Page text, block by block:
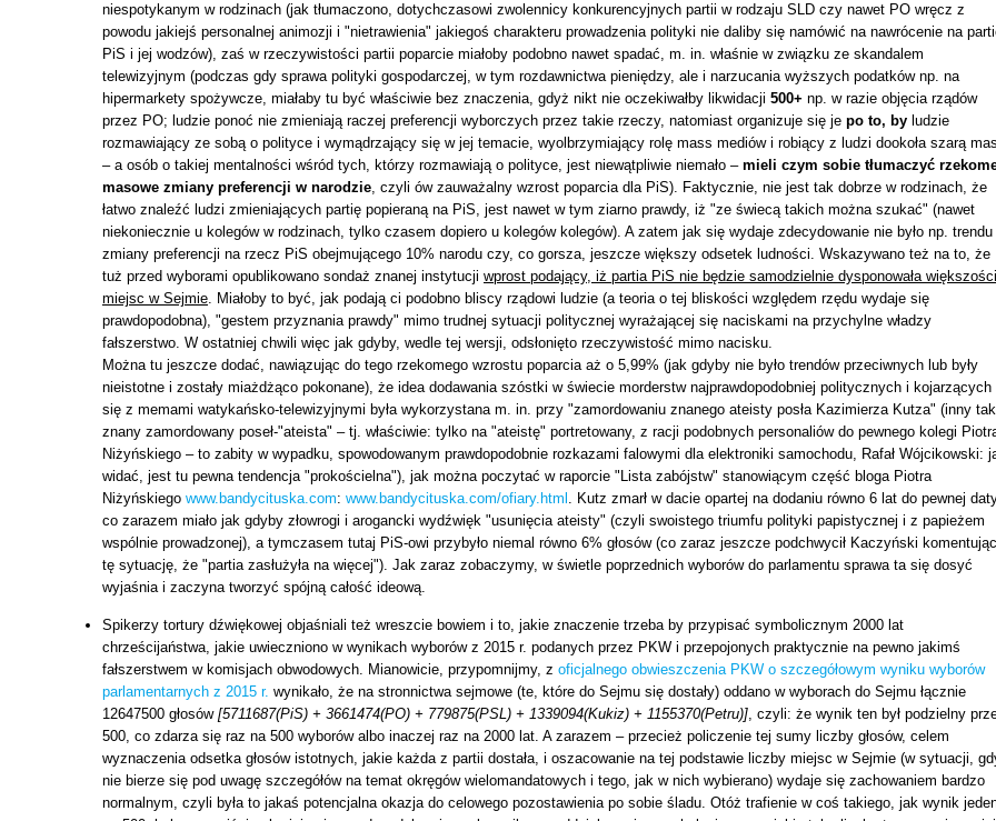
niespotykanym w rodzinach (jak tłumaczono, dotychczasowi zwolennicy konkurencyjnych partii w rodzaju SLD czy nawet PO wręcz z
powodu jakiejś personalnej animozji i "nietrawienia" jakiegoś charakteru prowadzenia polityki nie daliby się namówić na nawrócenie na
PiS i jej wodzów), zaś w rzeczywistości partii poparcie miałoby podobno nawet spadać, m. in. właśnie w związku ze skandalem
telewizyjnym (podczas gdy sprawa polityki gospodarczej, w tym rozdawnictwa pieniędzy, ale i narzucania wyższych podatków np. na
hipermarkety spożywcze, miałaby tu być właściwie bez znaczenia, gdyż nikt nie oczekiwałby likwidacji 500+ np. w razie objęcia rządów
przez PO; ludzie ponoć nie zmieniają raczej preferencji wyborczych przez takie rzeczy, natomiast organizuje się je po to, by ludzie
rozmawiający ze sobą o polityce i wymądrzający się w jej temacie, wyolbrzymiający rolę mass mediów i robiący z ludzi dookoła szarą
– a osób o takiej mentalności wśród tych, którzy rozmawiają o polityce, jest niewątpliwie niemało – mieli czym sobie tłumaczyć
masowe zmiany preferencji w narodzie, czyli ów zauważalny wzrost poparcia dla PiS). Faktycznie, nie jest tak dobrze w rodzinach, że
łatwo znaleźć ludzi zmieniających partię popieraną na PiS, jest nawet w tym ziarno prawdy, iż "ze świecą takich można szukać" (nawet
niekoniecznie u kolegów w rodzinach, tylko czasem dopiero u kolegów kolegów). A zatem jak się wydaje zdecydowanie nie było np. trendu
zmiany preferencji na rzecz PiS obejmującego 10% narodu czy, co gorsza, jeszcze większy odsetek ludności. Wskazywano też na to, że
tuż przed wyborami opublikowano sondaż znanej instytucji wprost podający, iż partia PiS nie będzie samodzielnie dysponowała
miejsc w Sejmie. Miałoby to być, jak podają ci podobno bliscy rządowi ludzie (a teoria o tej bliskości względem rzędu wydaje się
prawdopodobna), "gestem przyznania prawdy" mimo trudnej sytuacji politycznej wyrażającej się naciskami na przychylne władzy
fałszerstwo. W ostatniej chwili więc jak gdyby, wedle tej wersji, odsłonięto rzeczywistość mimo nacisku.
Można tu jeszcze dodać, nawiązując do tego rzekomego wzrostu poparcia aż o 5,99% (jak gdyby nie było trendów przeciwnych lub były
nieistotne i zostały miażdżąco pokonane), że idea dodawania szóstki w świecie morderstw najprawdopodobniej politycznych i kojarzących
się z memami watykańsko-telewizyjnymi była wykorzystana m. in. przy "zamordowaniu znanego ateisty posła Kazimierza Kutza" (inny
znany zamordowany poseł-"ateista" – tj. właściwie: tylko na "ateistę" portretowany, z racji podobnych personaliów do pewnego kolegi
Niżyńskiego – to zabity w wypadku, spowodowanym prawdopodobnie rozkazami falowymi dla elektroniki samochodu, Rafał Wójcikowski:
widać, jest tu pewna tendencja "prokościelna"), jak można poczytać w raporcie "Lista zabójstw" stanowiącym część bloga Piotra
Niżyńskiego www.bandycituska.com: www.bandycituska.com/ofiary.html . Kutz zmarł w dacie opartej na dodaniu równo 6 lat do pewnej
co zarazem miało jak gdyby złowrogi i arogancki wydźwięk "usunięcia ateisty" (czyli swoistego triumfu polityki papistycznej i z papieżem
wspólnie prowadzonej), a tymczasem tutaj PiS-owi przybyło niemal równo 6% głosów (co zaraz jeszcze podchwycił Kaczyński komentując
tę sytuację, że "partia zasłużyła na więcej"). Jak zaraz zobaczymy, w świetle poprzednich wyborów do parlamentu sprawa ta się dosyć
wyjaśnia i zaczyna tworzyć spójną całość ideową.
Spikerzy tortury dźwiękowej objaśniali też wreszcie bowiem i to, jakie znaczenie trzeba by przypisać symbolicznym 2000 lat
chrześcijaństwa, jakie uwieczniono w wynikach wyborów z 2015 r. podanych przez PKW i przepojonych praktycznie na pewno jakimś
fałszerstwem w komisjach obwodowych. Mianowicie, przypomnijmy, z oficjalnego obwieszczenia PKW o szczegółowym wyniku wyborów
parlamentarnych z 2015 r. wynikało, że na stronnictwa sejmowe (te, które do Sejmu się dostały) oddano w wyborach do Sejmu łącznie
12647500 głosów [5711687(PiS) + 3661474(PO) + 779875(PSL) + 1339094(Kukiz) + 1155370(Petru)], czyli: że wynik ten był podzielny
500, co zdarza się raz na 500 wyborów albo inaczej raz na 2000 lat. A zarazem – przecież policzenie tej sumy liczby głosów, celem
wyznaczenia odsetka głosów istotnych, jakie każda z partii dostała, i oszacowanie na tej podstawie liczby miejsc w Sejmie (w sytuacji,
nie bierze się pod uwagę szczegółów na temat okręgów wielomandatowych i tego, jak w nich wybierano) wydaje się zachowaniem bardzo
normalnym, czyli była to jakaś potencjalna okazja do celowego pozostawienia po sobie śladu. Otóż trafienie w coś takiego, jak wynik